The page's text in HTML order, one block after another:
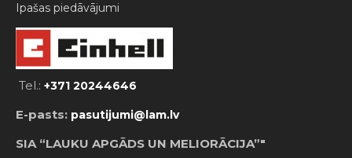
Ipašas piedāvājumi
Tel.: +371 20244646
E-pasts: pasutijumi@lam.lv
SIA “LAUKU APGĀDS UN MELIORĀCIJA”"